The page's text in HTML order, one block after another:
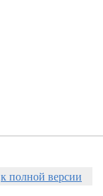
к полной версии